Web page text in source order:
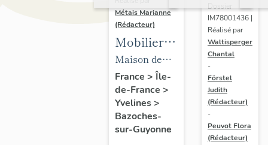
Métais Marianne
(Rédacteur)
Mobilier
de la
maison
Louis
Carré
Maison de
villégiature
dite maison
Louis Carré
France > Île-
de-France >
Yvelines>
Bazoches-
sur-Guyonne
Dossier
IM78001436 |
Réalisé par
Waltisperger
Chantal
-
Förstel
Judith
(Rédacteur)
-
Peuvot Flora
(Rédacteur)